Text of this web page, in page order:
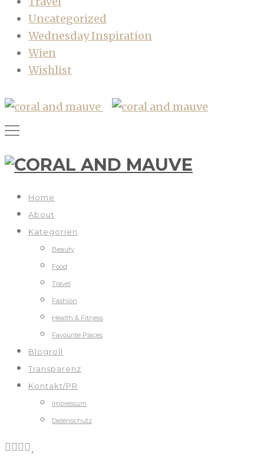
Uncategorized
Wednesday Inspiration
Wien
Wishlist
Home
About
Kategorien
Beauty
Food
Travel
Fashion
Health & Fitness
Favourite Places
Blogroll
Transparenz
Kontakt/PR
Impressum
Datenschutz